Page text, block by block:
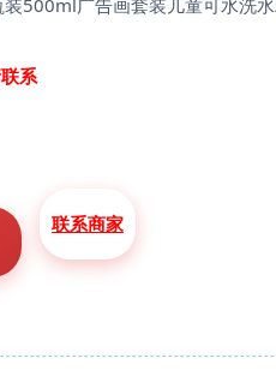
系
联系商家